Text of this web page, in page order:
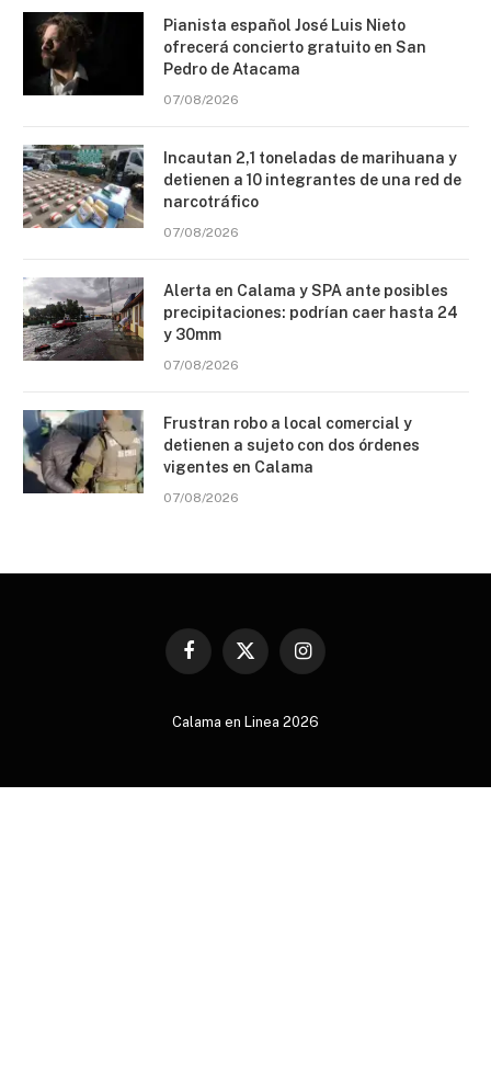
Pianista español José Luis Nieto
ofrecerá concierto gratuito en San
Pedro de Atacama
07/08/2026
Incautan 2,1 toneladas de marihuana y
detienen a 10 integrantes de una red de
narcotráfico
07/08/2026
Alerta en Calama y SPA ante posibles
precipitaciones: podrían caer hasta 24
y 30mm
07/08/2026
Frustran robo a local comercial y
detienen a sujeto con dos órdenes
vigentes en Calama
07/08/2026
Facebook
X
Instagram
Calama en Linea 2026